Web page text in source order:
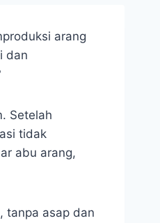
arang
dan
Setelah
tidak
abu arang,
tanpa asap dan